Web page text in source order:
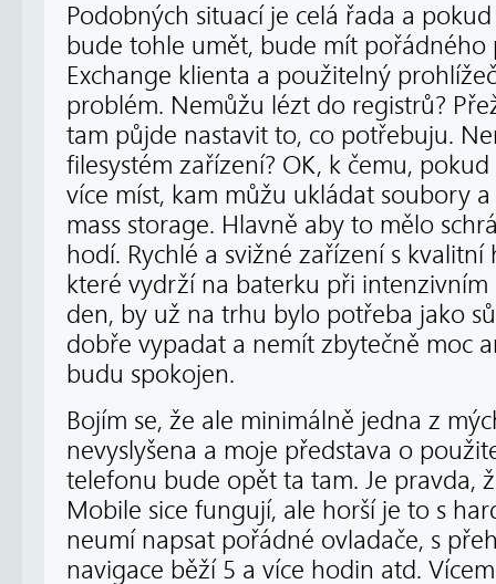
Podobných situací je celá řada a
bude tohle umět, bude mít
Exchange klienta a použitelný
problém. Nemůžu lézt do registrů?
tam půjde nastavit to, co potřebuju.
filesystém zařízení? OK, k čemu,
více míst, kam můžu ukládat soubory
mass storage. Hlavně aby to mělo
hodí. Rychlé a svižné zařízení s
které vydrží na baterku při intenzivním
den, by už na trhu bylo potřeba jako
dobře vypadat a nemít zbytečně moc
budu spokojen.
Bojím se, že ale minimálně jedna z
nevyslyšena a moje představa o
telefonu bude opět ta tam. Je pravda,
Mobile sice fungují, ale horší je to s
neumí napsat pořádné ovladače, s
navigace běží 5 a více hodin atd.